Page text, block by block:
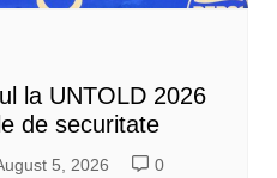
la UNTOLD 2026
de securitate
5, 2026 0